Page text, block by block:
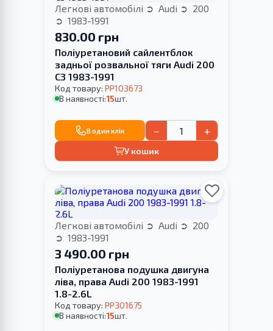
Легкові автомобілі Audi
200
1983-1991
830.00 грн
Поліуретановий сайлентблок
задньої розвальної тяги Audi 200
С3 1983-1991
Код товару: PP103673
В наявності:15шт.
В один клік − +
У кошик
Легкові автомобілі Audi
200
1983-1991
3 490.00 грн
Поліуретанова подушка двигуна
ліва, права Audi 200 1983-1991
1.8-2.6L
Код товару: PP301675
В наявності:15шт.